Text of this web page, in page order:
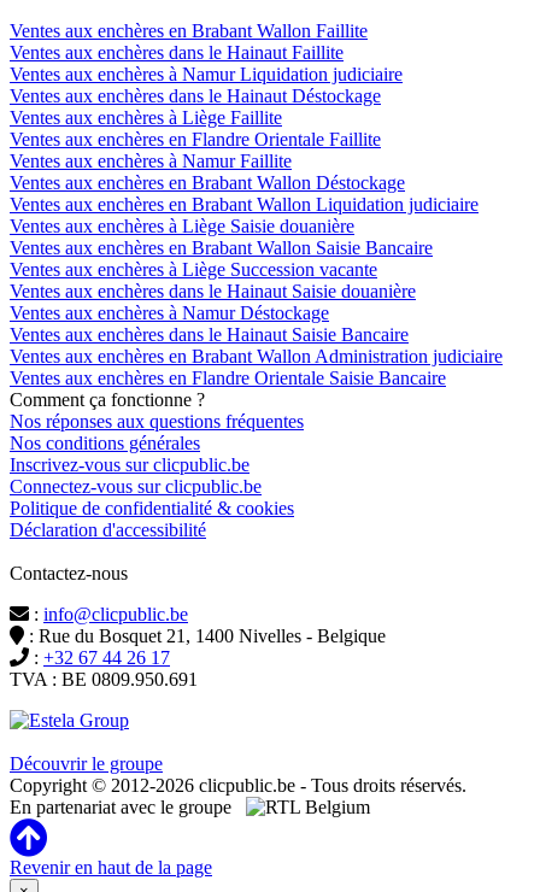
Ventes aux enchères en Brabant Wallon Faillite
Ventes aux enchères dans le Hainaut Faillite
Ventes aux enchères à Namur Liquidation judiciaire
Ventes aux enchères dans le Hainaut Déstockage
Ventes aux enchères à Liège Faillite
Ventes aux enchères en Flandre Orientale Faillite
Ventes aux enchères à Namur Faillite
Ventes aux enchères en Brabant Wallon Déstockage
Ventes aux enchères en Brabant Wallon Liquidation judiciaire
Ventes aux enchères à Liège Saisie douanière
Ventes aux enchères en Brabant Wallon Saisie Bancaire
Ventes aux enchères à Liège Succession vacante
Ventes aux enchères dans le Hainaut Saisie douanière
Ventes aux enchères à Namur Déstockage
Ventes aux enchères dans le Hainaut Saisie Bancaire
Ventes aux enchères en Brabant Wallon Administration judiciaire
Ventes aux enchères en Flandre Orientale Saisie Bancaire
Comment ça fonctionne ?
Nos réponses aux questions fréquentes
Nos conditions générales
Inscrivez-vous sur clicpublic.be
Connectez-vous sur clicpublic.be
Politique de confidentialité & cookies
Déclaration d'accessibilité
Contactez-nous
: info@clicpublic.be
: Rue du Bosquet 21, 1400 Nivelles - Belgique
: +32 67 44 26 17
TVA : BE 0809.950.691
Découvrir le groupe
Copyright © 2012-2026 clicpublic.be - Tous droits réservés.
En partenariat avec le groupe
Revenir en haut de la page